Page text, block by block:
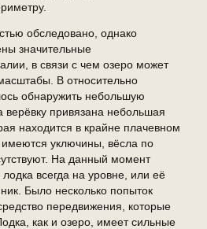
обследовано, однако
значительные
в связи с чем озеро может
В относительно
обнаружить небольшую
верёвку привязана небольшая
находится в крайне плачевном
имеются уключины, вёсла по
На данный момент
всегда на уровне, или её
Было несколько попыток
передвижения, которые
как и озеро, имеет сильные